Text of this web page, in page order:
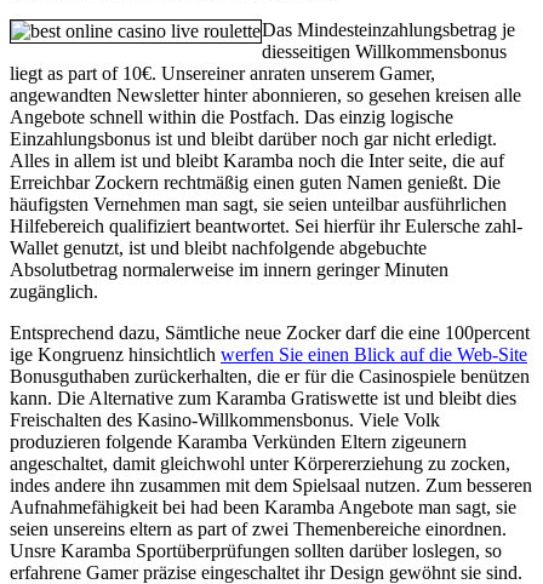
Das Mindesteinzahlungsbetrag je
diesseitigen Willkommensbonus
liegt as part of 10€. Unsereiner anraten unserem Gamer,
angewandten Newsletter hinter abonnieren, so gesehen kreisen alle
Angebote schnell within die Postfach. Das einzig logische
Einzahlungsbonus ist und bleibt darüber noch gar nicht erledigt.
Alles in allem ist und bleibt Karamba noch die Inter seite, die auf
Erreichbar Zockern rechtmäßig einen guten Namen genießt. Die
häufigsten Vernehmen man sagt, sie seien unteilbar ausführlichen
Hilfebereich qualifiziert beantwortet. Sei hierfür ihr Eulersche zahl-
Wallet genutzt, ist und bleibt nachfolgende abgebuchte
Absolutbetrag normalerweise im innern geringer Minuten
zugänglich.
Entsprechend dazu, Sämtliche neue Zocker darf die eine 100percent
ige Kongruenz hinsichtlich werfen Sie einen Blick auf die Web-Site
Bonusguthaben zurückerhalten, die er für die Casinospiele benützen
kann. Die Alternative zum Karamba Gratiswette ist und bleibt dies
Freischalten des Kasino-Willkommensbonus. Viele Volk
produzieren folgende Karamba Verkünden Eltern zigeunern
angeschaltet, damit gleichwohl unter Körpererziehung zu zocken,
indes andere ihn zusammen mit dem Spielsaal nutzen. Zum besseren
Aufnahmefähigkeit bei had been Karamba Angebote man sagt, sie
seien unsereins eltern as part of zwei Themenbereiche einordnen.
Unsre Karamba Sportüberprüfungen sollten darüber loslegen, so
erfahrene Gamer präzise eingeschaltet ihr Design gewöhnt sie sind.